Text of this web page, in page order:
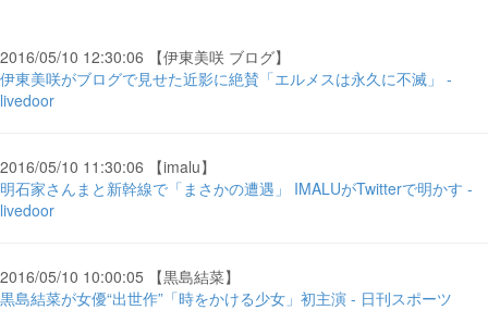
2016/05/10 12:30:06 【伊東美咲 ブログ】
伊東美咲がブログで見せた近影に絶賛「エルメスは永久に不滅」 -
livedoor
2016/05/10 11:30:06 【imalu】
明石家さんまと新幹線で「まさかの遭遇」 IMALUがTwitterで明かす -
livedoor
2016/05/10 10:00:05 【黒島結菜】
黒島結菜が女優“出世作”「時をかける少女」初主演 - 日刊スポーツ